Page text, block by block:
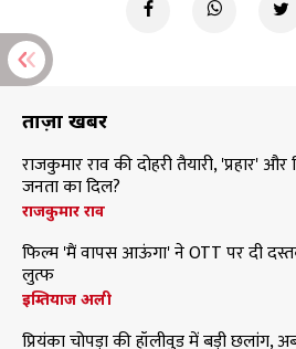
ताज़ा खबरें
राजकुमार राव की दोहरी तैयारी, 'प्रहार'
जनता का दिल?
राजकुमार राव
फिल्म 'मैं वापस आऊंगा' ने OTT पर दी
लुत्फ
इम्तियाज अली
प्रियंका चोपड़ा की हॉलीवुड में बड़ी